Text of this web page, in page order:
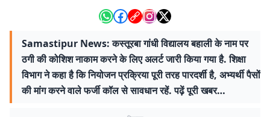
Samastipur News: कस्तूरबा गांधी विद्यालय बहाली के नाम पर
ठगी की कोशिश नाकाम करने के लिए अलर्ट जारी किया गया है. शिक्षा
विभाग ने कहा है कि नियोजन प्रक्रिया पूरी तरह पारदर्शी है, अभ्यर्थी पैसों
की मांग करने वाले फर्जी कॉल से सावधान रहें. पढ़ें पूरी खबर…